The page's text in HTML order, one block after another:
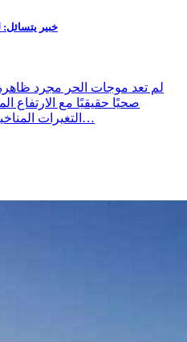
خبير
لم تعد موجات الحر مجرد
صحيًا حقيقيًا مع الارتفاع
التغيرات المناخية. وتشير التقديرات إلى أن مئات…